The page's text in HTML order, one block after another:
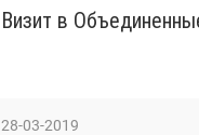
Визит в
28-03-2019